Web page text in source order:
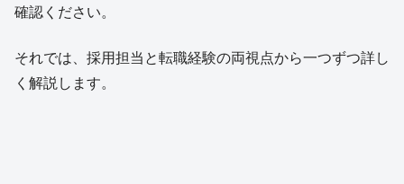
確認ください。
それでは、採用担当と転職経験の両視点から一つずつ詳し
く解説します。